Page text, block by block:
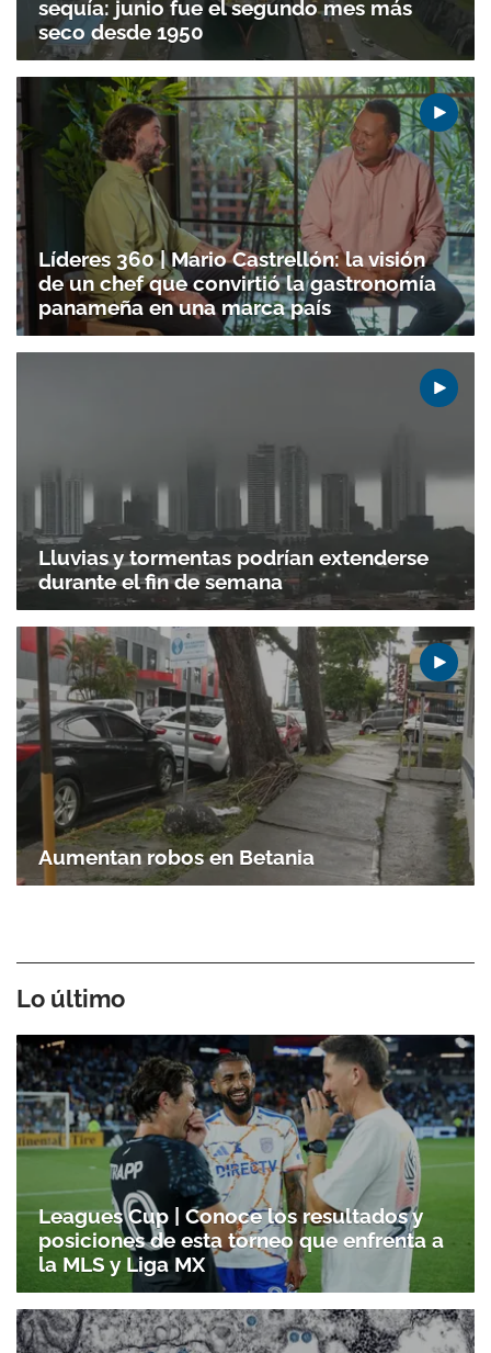
Gracias por suscribirte a nuestro boletín.
ACEPTAR
sequía: junio fue el segundo mes más
seco desde 1950
Líderes 360 | Mario Castrellón: la visión
de un chef que convirtió la gastronomía
panameña en una marca país
Lluvias y tormentas podrían extenderse
durante el fin de semana
Aumentan robos en Betania
Lo último
Leagues Cup | Conoce los resultados y
posiciones de esta torneo que enfrenta a
la MLS y Liga MX